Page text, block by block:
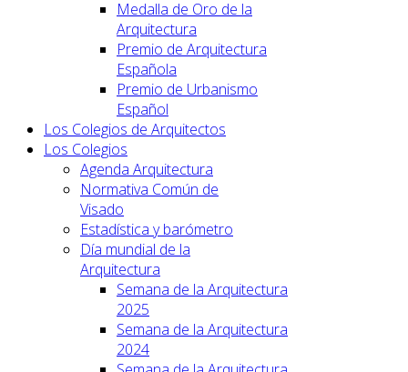
Medalla de Oro de la
Arquitectura
Premio de Arquitectura
Española
Premio de Urbanismo
Español
Los Colegios de Arquitectos
Los Colegios
Agenda Arquitectura
Normativa Común de
Visado
Estadística y barómetro
Día mundial de la
Arquitectura
Semana de la Arquitectura
2025
Semana de la Arquitectura
2024